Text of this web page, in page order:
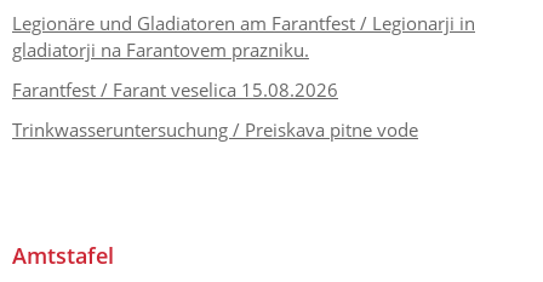
Legionäre und Gladiatoren am Farantfest / Legionarji in
gladiatorji na Farantovem prazniku.
Farantfest / Farant veselica 15.08.2026
Trinkwasseruntersuchung / Preiskava pitne vode
Amtstafel